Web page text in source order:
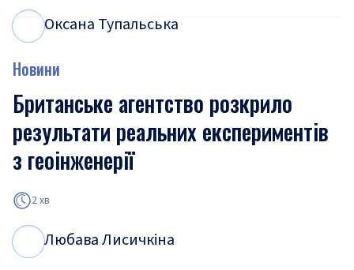
Оксана Тупальська
Новини
Британське агентство розкрило
результати реальних експериментів
з геоінженерії
2 хв
Любава Лисичкіна